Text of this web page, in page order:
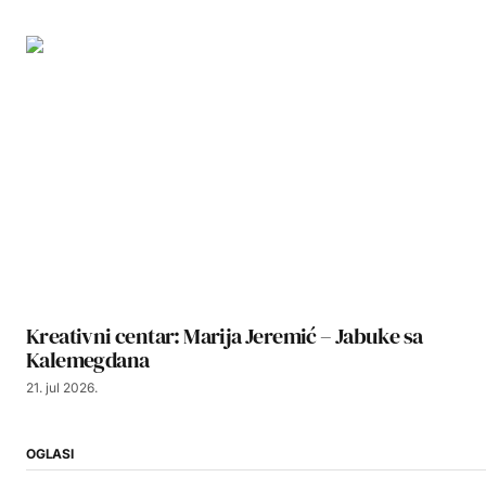
Kreativni centar: Marija Jeremić – Jabuke sa
Kalemegdana
21. jul 2026.
OGLASI